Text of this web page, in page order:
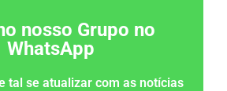
nosso Grupo no
WhatsApp
tal se atualizar com as notícias